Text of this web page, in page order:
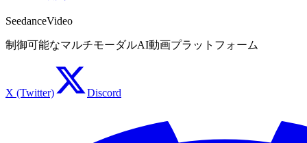
SeedanceVideo
制御可能なマルチモーダルAI動画プラットフォーム
X (Twitter) Discord